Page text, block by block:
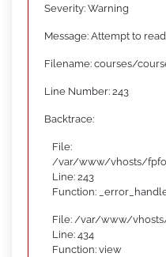
Severity: Warning
Message: Attempt to
Filename: courses/
Line Number: 243
Backtrace:
File:
/var/www/vhosts/
Line: 243
Function:
File: /var/www/
Line: 434
Function: view